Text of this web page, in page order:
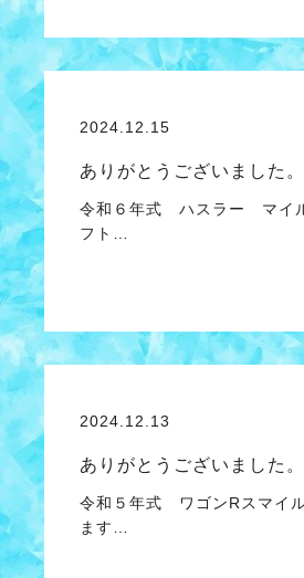
2024.12.15
ありがとうございました。
令和６年式 ハスラー マイ
フト…
2024.12.13
ありがとうございました。
令和５年式 ワゴンRスマイ
ます…